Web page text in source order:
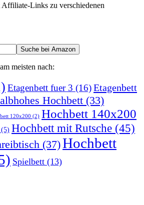
Affiliate-Links zu verschiedenen
meisten nach:
Etagenbett fuer 3 (16)Etagenbett
Hochbett (33)
120x200 (2) Hochbett 140x200
(5) Hochbett mit Rutsche (45)
(37)Hochbett
Spielbett (13)